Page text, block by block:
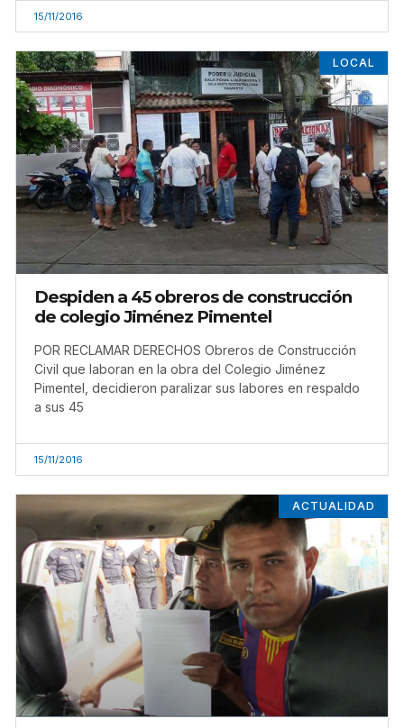
15/11/2016
LOCAL
Despiden a 45 obreros de construcción
de colegio Jiménez Pimentel
POR RECLAMAR DERECHOS Obreros de Construcción
Civil que laboran en la obra del Colegio Jiménez
Pimentel, decidieron paralizar sus labores en respaldo
a sus 45
15/11/2016
ACTUALIDAD